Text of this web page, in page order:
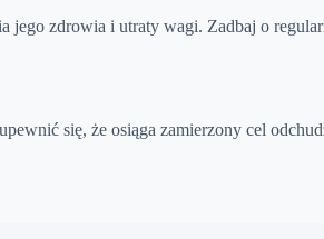
zdrowia i utraty wagi. Zadbaj o
się, że osiąga zamierzony cel